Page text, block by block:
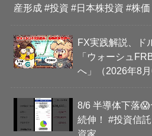
産形成 #投資 #日本株投資 #株
FX実践解説、ド
「ウォーシュ
へ」（2026年8月
8/6 半導体下落
続伸！ #投資信
資家